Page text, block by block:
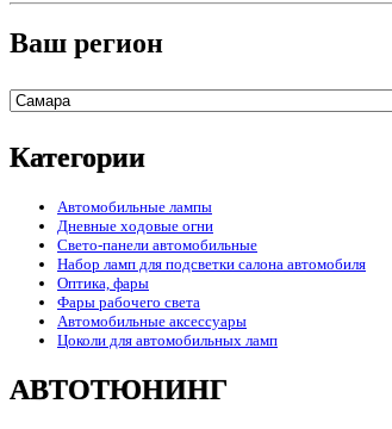
Ваш регион
Категории
Автомобильные лампы
Дневные ходовые огни
Свето-панели автомобильные
Набор ламп для подсветки салона автомобиля
Оптика, фары
Фары рабочего света
Автомобильные аксессуары
Цоколи для автомобильных ламп
АВТОТЮНИНГ